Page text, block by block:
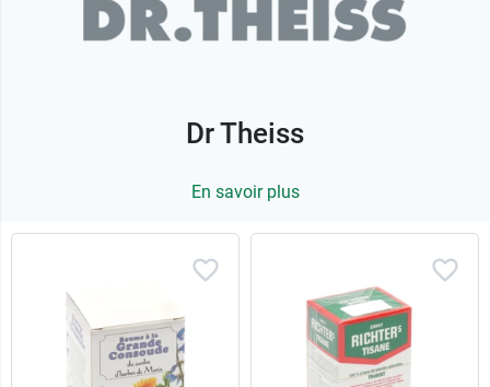
Dr Theiss
En savoir plus